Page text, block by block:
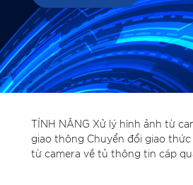
TÍNH NĂNG Xử lý hình ảnh từ
giao thông Chuyển đổi giao
từ camera về tủ thông tin cáp